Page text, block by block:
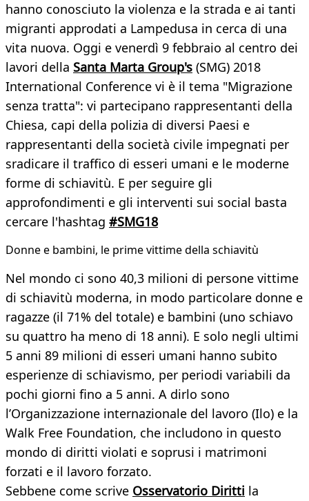
hanno conosciuto la violenza e la strada e ai tanti
migranti approdati a Lampedusa in cerca di una
vita nuova. Oggi e venerdì 9 febbraio al centro dei
lavori della Santa Marta Group's (SMG) 2018
International Conference vi è il tema "Migrazione
senza tratta": vi partecipano rappresentanti della
Chiesa, capi della polizia di diversi Paesi e
rappresentanti della società civile impegnati per
sradicare il traffico di esseri umani e le moderne
forme di schiavitù. E per seguire gli
approfondimenti e gli interventi sui social basta
cercare l'hashtag #SMG18
Donne e bambini, le prime vittime della schiavitù
Nel mondo ci sono 40,3 milioni di persone vittime
di schiavitù moderna, in modo particolare donne e
ragazze (il 71% del totale) e bambini (uno schiavo
su quattro ha meno di 18 anni). E solo negli ultimi
5 anni 89 milioni di esseri umani hanno subito
esperienze di schiavismo, per periodi variabili da
pochi giorni fino a 5 anni. A dirlo sono
l’Organizzazione internazionale del lavoro (Ilo) e la
Walk Free Foundation, che includono in questo
mondo di diritti violati e soprusi i matrimoni
forzati e il lavoro forzato.
Sebbene come scrive Osservatorio Diritti la